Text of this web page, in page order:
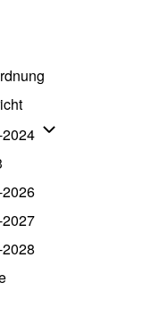
von
Unternavigation